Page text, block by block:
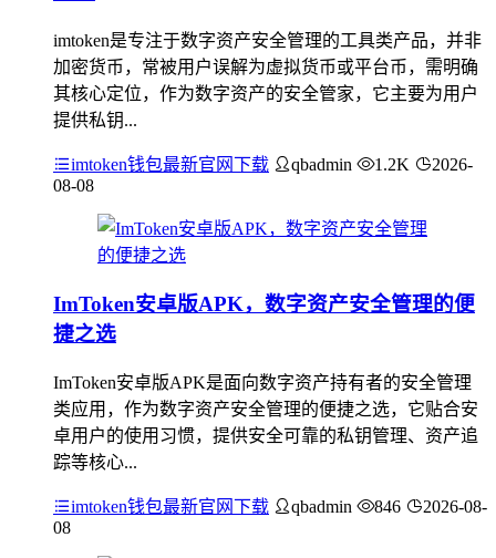
imtoken是专注于数字资产安全管理的工具类产品，并非
加密货币，常被用户误解为虚拟货币或平台币，需明确
其核心定位，作为数字资产的安全管家，它主要为用户
提供私钥...
imtoken钱包最新官网下载 qbadmin 1.2K
2026-
08-08
ImToken安卓版APK，数字资产安全管理的便
捷之选
ImToken安卓版APK是面向数字资产持有者的安全管理
类应用，作为数字资产安全管理的便捷之选，它贴合安
卓用户的使用习惯，提供安全可靠的私钥管理、资产追
踪等核心...
imtoken钱包最新官网下载 qbadmin 846
2026-08-
08